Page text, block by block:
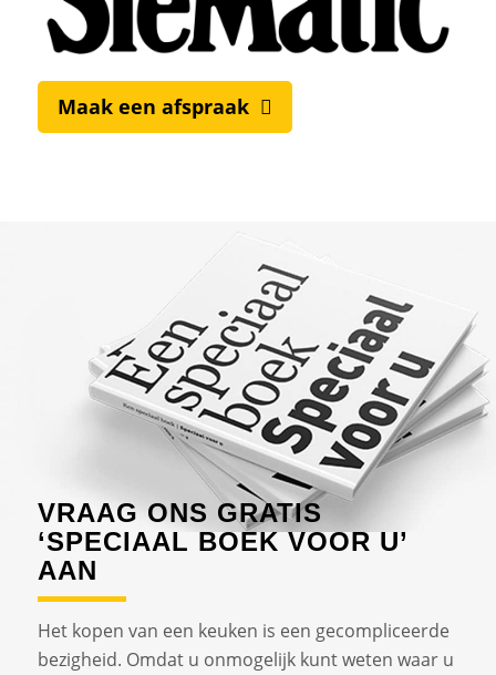
Maak een afspraak
VRAAG ONS GRATIS
‘SPECIAAL BOEK VOOR U’
AAN
Het kopen van een keuken is een gecompliceerde
bezigheid. Omdat u onmogelijk kunt weten waar u